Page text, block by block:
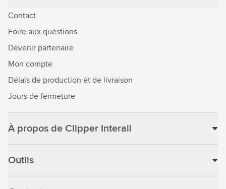
Contact
Foire aux questions
Devenir partenaire
Mon compte
Délais de production et de livraison
Jours de fermeture
À propos de Clipper Interall
Outils